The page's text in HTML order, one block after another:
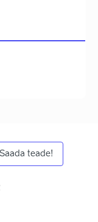
teade!